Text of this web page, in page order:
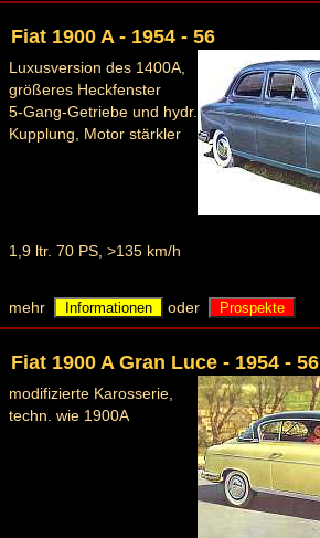
Fiat 1900 A - 1954 - 56
Luxusversion des 1400A,
größeres Heckfenster
5-Gang-Getriebe und hydr.
Kupplung, Motor stärkler
1,9 ltr. 70 PS, >135 km/h
mehr oder Prospekte
Fiat 1900 A Gran Luce - 1954 - 56
modifizierte Karosserie,
techn. wie 1900A